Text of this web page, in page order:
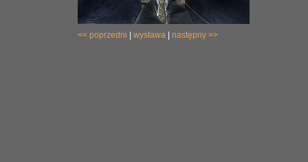
<< poprzedni wystawa następny >>